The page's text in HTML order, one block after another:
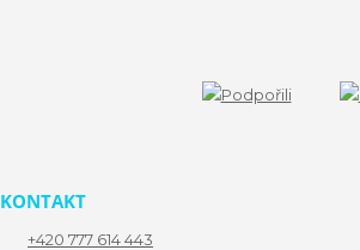
KONTAKT
+420 777 614 443